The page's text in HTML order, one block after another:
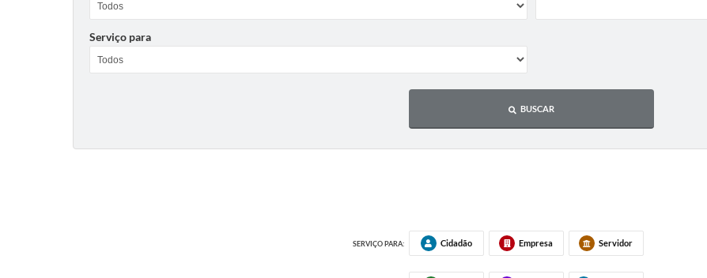
Serviço para
BUSCAR
SERVIÇO PARA: Cidadão Empresa Servidor